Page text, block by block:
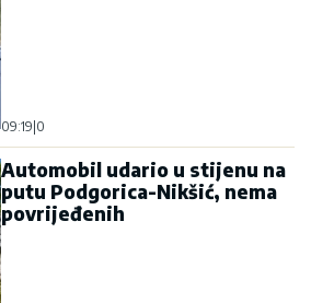
09:19|0
Automobil udario u stijenu na
putu Podgorica-Nikšić, nema
povrijeđenih